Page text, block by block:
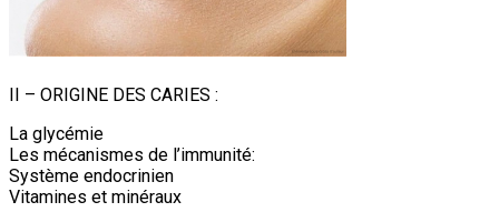
II – ORIGINE DES CARIES :
La glycémie
Les mécanismes de l’immunité:
Système endocrinien
Vitamines et minéraux